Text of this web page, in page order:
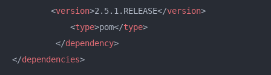
<version>2.5.1.RELEASE</version>
<type>pom</type>
</dependency>
</dependencies>